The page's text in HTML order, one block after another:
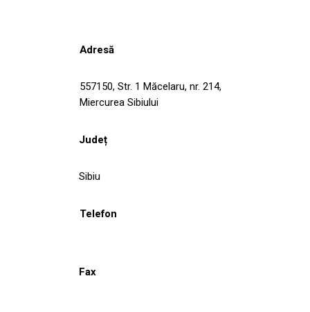
Adresă
557150, Str. 1 Măcelaru, nr. 214,
Miercurea Sibiului
Județ
Sibiu
Telefon
Fax